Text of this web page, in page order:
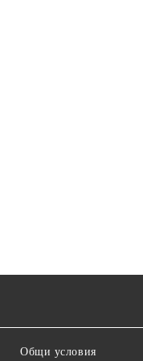
Общи условия